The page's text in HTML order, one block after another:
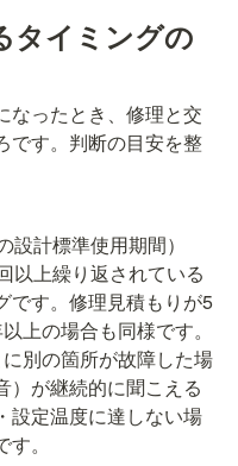
タイミングの
なったとき、修理と交
です。判断の目安を整
計標準使用期間）
以上繰り返されている
です。修理見積もりが5
上の場合も同様です。
別の箇所が故障した場
）が継続的に聞こえる
設定温度に達しない場
。